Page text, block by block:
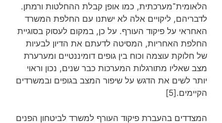
הלאומית־מערכתית, כמו אופן קבלת ההחלטות ורמתן.
לדבריהם, ליקויים אלה לא ישתנו עם החלפת המשרד
האחראי על פיקוד העורף. על כן, במקום לעסוק בסוגיית
החלפת האחריות, המסיטה לדעתם את הדיון לבעיות
של חלוקת עוצמה וכוח בין גופים דומיננטיים ומערערת
מצב שאליו מתורגלות המערכות כבר שנים, נכון וראוי
יותר לשים את הדגש על שיפור המצב בגופים ובמשרדים
הקיימים.[5]
המצדדים בהעברת פיקוד העורף למשרד לביטחון הפנים